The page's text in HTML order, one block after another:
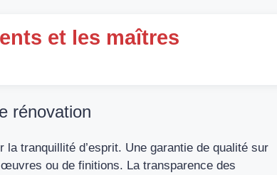
et les maîtres
rénovation
tranquillité d’esprit. Une garantie de qualité sur
œuvres ou de finitions. La transparence des